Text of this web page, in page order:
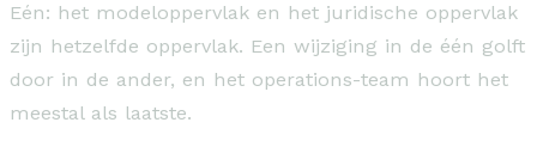
Eén: het modeloppervlak en het juridische oppervlak
zijn hetzelfde oppervlak. Een wijziging in de één golft
door in de ander, en het operations-team hoort het
meestal als laatste.